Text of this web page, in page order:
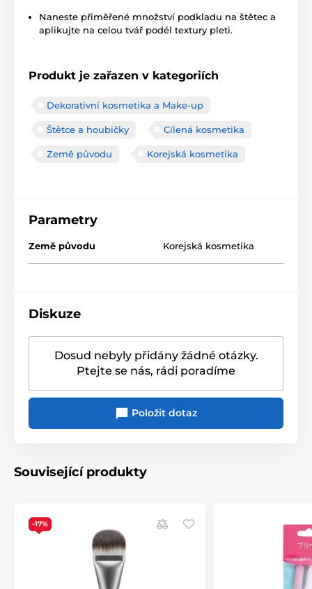
Naneste přiměřené množství podkladu na štětec a
aplikujte na celou tvář podél textury pleti.
Produkt je zařazen v kategoriích
Dekorativní kosmetika a Make-up
Štětce a houbičky Cílená kosmetika
Země původu Korejská kosmetika
Parametry
Země původu Korejská kosmetika
Diskuze
Dosud nebyly přidány žádné otázky.
Ptejte se nás, rádi poradíme
Položit dotaz
Související produkty
-17%